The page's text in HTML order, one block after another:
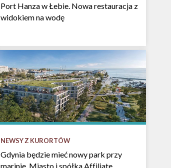
Port Hanza w Łebie. Nowa restauracja z
widokiem na wodę
NEWSY Z KURORTÓW
Gdynia będzie mieć nowy park przy
marinie. Miasto i spółka Affiliate